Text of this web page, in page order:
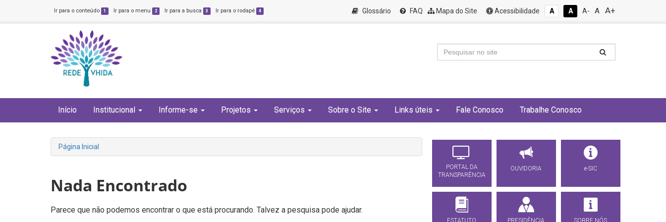
Ir para o conteúdo 1 Ir para o menu 2 Ir para a busca 3 Ir para o rodapé 4 Glossário FAQ Mapa do Site Acessibilidade A A A- A A+
Início Institucional Informe-se Projetos Serviços Sobre o Site Links úteis Fale Conosco Trabalhe Conosco
Página Inicial
Nada Encontrado
Parece que não podemos encontrar o que está procurando. Talvez a pesquisa pode ajudar.
PORTAL DA
TRANSPARÊNCIA
OUVIDORIA e-SIC
ESTATUTO PRESIDÊNCIA SOBRE NÓS